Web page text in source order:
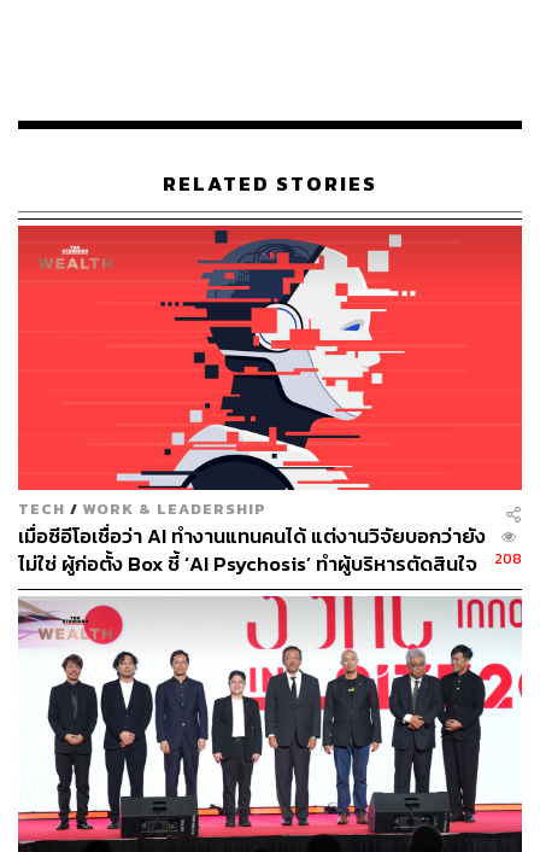
ซึ่งรายงานของ BBC ชี้ว่า ปัญหาของชิปดังกล่าว คือใน
อนาคตชิปเหล่านั้นจะก้าวหน้าขึ้นเรื่อยๆ หรือไม่ และเต็มไป
ด้วยข้อมูลส่วนตัวของบุคคลหรือไม่ และในทางกลับกัน ไม่ว่า
ข้อมูลนี้จะปลอดภัยหรือไม่
ซึ่งท้ายที่สุดนี่อาจด้านเป็นด้านมืดที่ทำให้หลายคนถูกละเมิด
และข้อมูลส่วนบุคคลถูกควบคุมโดยคนไม่กี่คนเท่านั้น
Courtesy of Walletmor
https://www.bbc.com/news/business-61008730
ช่องทางติดตาม THE STANDARD WEALTH
Twitter: twitter.com/standard_wealth
Instagram:
instagram.com/thestandardwealth
Official Line:https://lin.ee/xfPbXUP
สามารถติดตาม THE STANDARD WEALTH
ผ่านแอปพลิเคชันต่างๆ ที่คุณสะดวกหรือใช้งานอยู่แล้วได้เลย
RELATED STORIES
TECH / WORK & LEADERSHIP
เมื่อซีอีโอเชื่อว่า AI ทำงานแทนคนได้ แต่งานวิจัยบอกว่ายัง
ไม่ใช่ ผู้ก่อตั้ง Box ชี้ ‘AI Psychosis’ ทำผู้บริหารตัดสินใจ
ปลดคนจากสิ่งที่ไม่เคยลงมือ
208